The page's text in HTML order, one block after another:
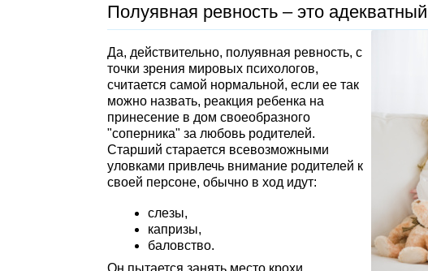
Полуявная ревность – это
Да, действительно, полуявная ревность, с
точки зрения мировых психологов,
считается самой нормальной, если ее так
можно назвать, реакция ребенка на
принесение в дом своеобразного
"соперника" за любовь родителей.
Старший старается всевозможными
уловками привлечь внимание родителей к
своей персоне, обычно в ход идут:
слезы,
капризы,
баловство.
Он пытается занять место крохи